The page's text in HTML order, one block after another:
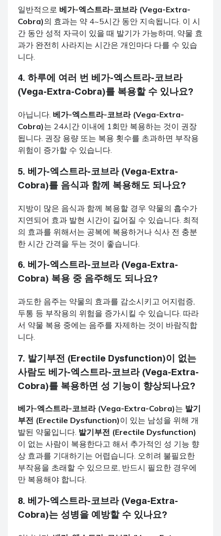
일반적으로 베가-엑스트라-코브라 (Vega-Extra-
Cobra)의 효과는 약 4~5시간 동안 지속됩니다. 이 시
간 동안 성적 자극이 있을 때 발기가 가능하며, 약물 효
과가 완전히 사라지는 시간은 개인마다 다를 수 있습
니다.
4. 하루에 여러 번 베가-엑스트라-코브라
(Vega-Extra-Cobra)를 복용할 수 있나요?
아닙니다. 베가-엑스트라-코브라 (Vega-Extra-
Cobra)는 24시간 이내에 1회만 복용하는 것이 권장
됩니다. 권장 용량 또는 복용 횟수를 초과하면 부작용
위험이 증가할 수 있습니다.
5. 베가-엑스트라-코브라 (Vega-Extra-
Cobra)를 음식과 함께 복용해도 되나요?
지방이 많은 음식과 함께 복용할 경우 약물의 흡수가
지연되어 효과 발현 시간이 길어질 수 있습니다. 최적
의 효과를 위해서는 공복에 복용하거나 식사 전 충분
한 시간 간격을 두는 것이 좋습니다.
6. 베가-엑스트라-코브라 (Vega-Extra-
Cobra) 복용 중 음주해도 되나요?
과도한 음주는 약물의 효과를 감소시키고 어지럼증,
두통 등 부작용의 위험을 증가시킬 수 있습니다. 따라
서 약물 복용 중에는 음주를 자제하는 것이 바람직합
니다.
7. 발기부전 (Erectile Dysfunction)이 없는
사람도 베가-엑스트라-코브라 (Vega-Extra-
Cobra)를 복용하면 성 기능이 향상되나요?
베가-엑스트라-코브라 (Vega-Extra-Cobra)는 발기
부전 (Erectile Dysfunction)이 있는 남성을 위해 개
발된 약물입니다. 발기부전 (Erectile Dysfunction)
이 없는 사람이 복용한다고 해서 추가적인 성 기능 향
상 효과를 기대하기는 어렵습니다. 오히려 불필요한
부작용을 초래할 수 있으므로, 반드시 필요한 경우에
만 복용해야 합니다.
8. 베가-엑스트라-코브라 (Vega-Extra-
Cobra)는 성병을 예방할 수 있나요?